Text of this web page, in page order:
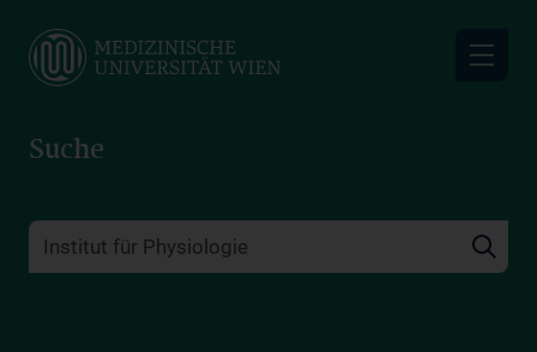
main
Suche